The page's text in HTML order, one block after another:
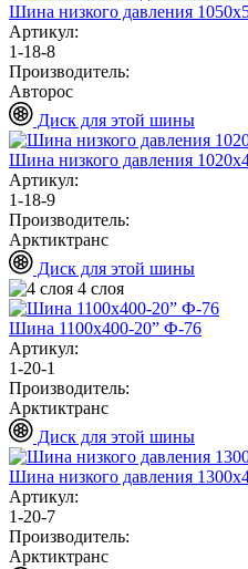
Шина низкого давления
Артикул:
1-18-8
Производитель:
Авторос
Диск для этой шины
Шина низкого давления
Артикул:
1-18-9
Производитель:
Арктиктранс
Диск для этой шины
4 слоя
Шина 1100х400-20” Ф-76
Артикул:
1-20-1
Производитель:
Арктиктранс
Диск для этой шины
Шина низкого давления
Артикул:
1-20-7
Производитель:
Арктиктранс